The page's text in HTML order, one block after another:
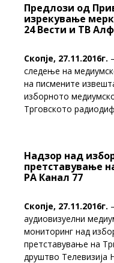
Предлози од
изрекување
24 Вести и ТВ
Скопје, 27.11.2016г.
следење на
на писмените
изборното
Трговското
Надзор над
претставување
РА Канал 77
Скопје, 27.11.2016г.
аудиовизуелни
мониторинг над
претставување на
друштво Телевизија